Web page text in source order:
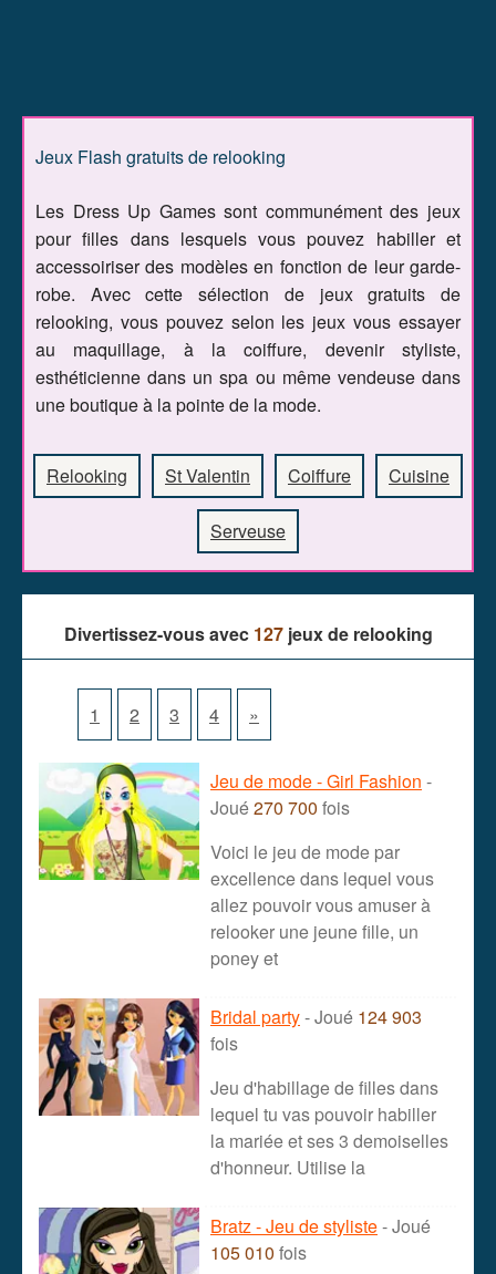
Jeux Flash gratuits de relooking
Les Dress Up Games sont communément des jeux
pour filles dans lesquels vous pouvez habiller et
accessoiriser des modèles en fonction de leur garde-
robe. Avec cette sélection de jeux gratuits de
relooking, vous pouvez selon les jeux vous essayer
au maquillage, à la coiffure, devenir styliste,
esthéticienne dans un spa ou même vendeuse dans
une boutique à la pointe de la mode.
Relooking St Valentin Coiffure Cuisine
Serveuse
Divertissez-vous avec 127jeux de relooking
1 2 3 4 »
Jeu de mode - Girl Fashion -
Joué270 700 fois
Voici le jeu de mode par
excellence dans lequel vous
allez pouvoir vous amuser à
relooker une jeune fille, un
poney et
Bridal party- Joué 124 903
fois
Jeu d'habillage de filles dans
lequel tu vas pouvoir habiller
la mariée et ses 3 demoiselles
d'honneur. Utilise la
Bratz - Jeu de styliste- Joué
105 010 fois